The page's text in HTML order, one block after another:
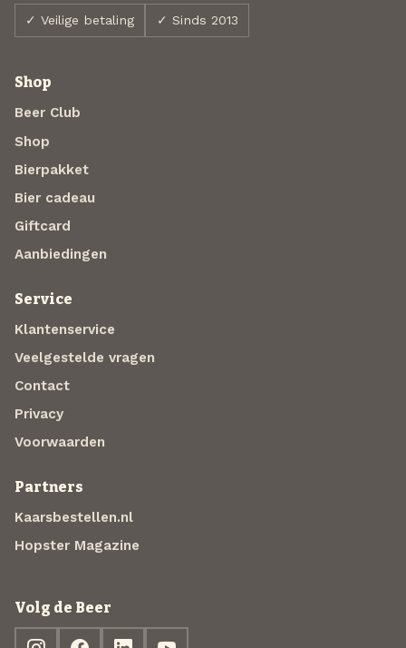
✓ Veilige betaling ✓ Sinds 2013
Shop
Beer Club
Shop
Bierpakket
Bier cadeau
Giftcard
Aanbiedingen
Service
Klantenservice
Veelgestelde vragen
Contact
Privacy
Voorwaarden
Partners
Kaarsbestellen.nl
Hopster Magazine
Volg de Beer